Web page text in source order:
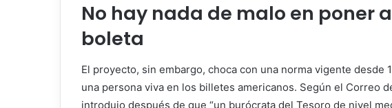
No hay nada de malo en poner
boleta
El proyecto, sin embargo, choca con una norma vigente desde
una persona viva en los billetes americanos. Según el Correo
introdujo después de que “un burócrata del Tesoro de nivel